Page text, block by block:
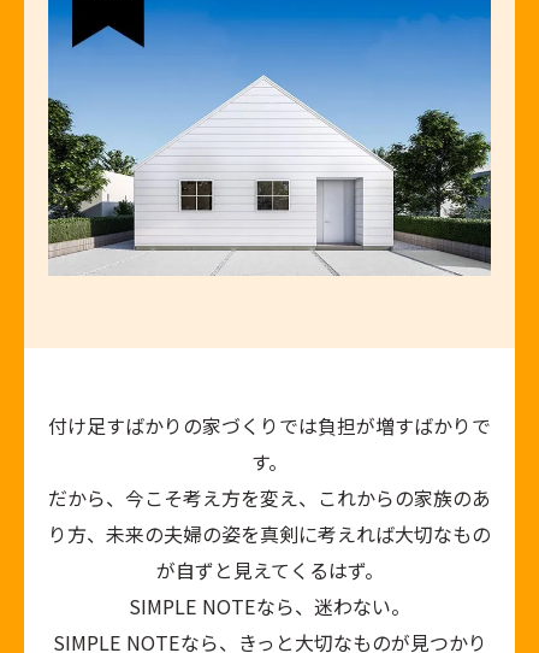
付け足すばかりの家づくりでは負担が増すばかりで
す。
だから、今こそ考え方を変え、これからの家族のあ
り方、未来の夫婦の姿を真剣に考えれば大切なもの
が自ずと見えてくるはず。
SIMPLE NOTEなら、迷わない。
SIMPLE NOTEなら、きっと大切なものが見つかり